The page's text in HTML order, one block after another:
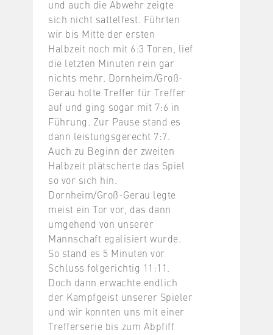
und auch die Abwehr zeigte
sich nicht sattelfest. Führten
wir bis Mitte der ersten
Halbzeit noch mit 6:3 Toren, lief
die letzten Minuten rein gar
nichts mehr. Dornheim/Groß-
Gerau holte Treffer für Treffer
auf und ging sogar mit 7:6 in
Führung. Zur Pause stand es
dann leistungsgerecht 7:7.
Auch zu Beginn der zweiten
Halbzeit plätscherte das Spiel
so vor sich hin.
Dornheim/Groß-Gerau legte
meist ein Tor vor, das dann
umgehend von unserer
Mannschaft egalisiert wurde.
So stand es 5 Minuten vor
Schluss folgerichtig 11:11.
Doch dann erwachte endlich
der Kampfgeist unserer Spieler
und wir konnten uns mit einer
Trefferserie bis zum Abpfiff